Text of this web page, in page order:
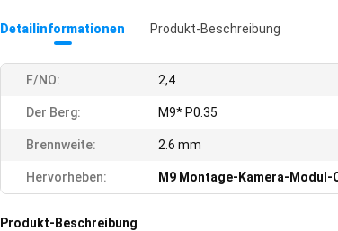
Detailinformationen Produkt-Beschreibung
F/NO: 2,4
Der Berg: M9* P0.35
Brennweite: 2.6 mm
Hervorheben: M9 Montage-Kamera-Modul-
Produkt-Beschreibung